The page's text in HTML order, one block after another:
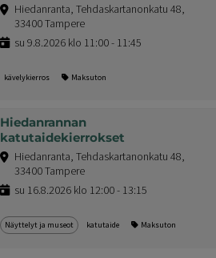
Hiedanranta, Tehdaskartanonkatu 48,
33400 Tampere
su 9.8.2026 klo 11:00 - 11:45
kävelykierros Maksuton
Hiedanrannan
katutaidekierrokset
Hiedanranta, Tehdaskartanonkatu 48,
33400 Tampere
su 16.8.2026 klo 12:00 - 13:15
Näyttelyt ja museot katutaide Maksuton